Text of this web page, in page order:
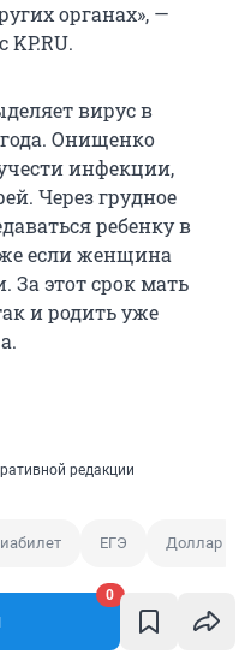
0
органах», —
KP.RU.
вирус в
Онищенко
инфекции,
Через грудное
ребенку в
если женщина
За этот срок мать
и родить уже
редакции
ЕГЭ Доллар
0